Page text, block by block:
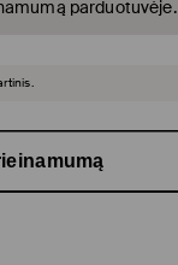
parduotuvėje.